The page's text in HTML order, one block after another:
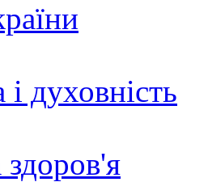
духовність